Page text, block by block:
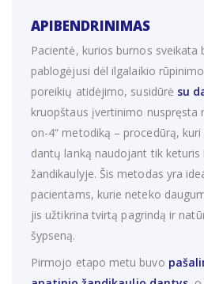
APIBENDRINIMAS
Pacientė, kurios burnos sveikata
pablogėjusi dėl ilgalaikio
poreikių atidėjimo, susidūrė su
kruopštaus įvertinimo nuspręsta
on-4“ metodiką – procedūrą,
dantų lanką naudojant tik
žandikaulyje. Šis metodas yra
pacientams, kurie neteko
jis užtikrina tvirtą pagrindą ir
šypseną.
Pirmojo etapo metu buvo